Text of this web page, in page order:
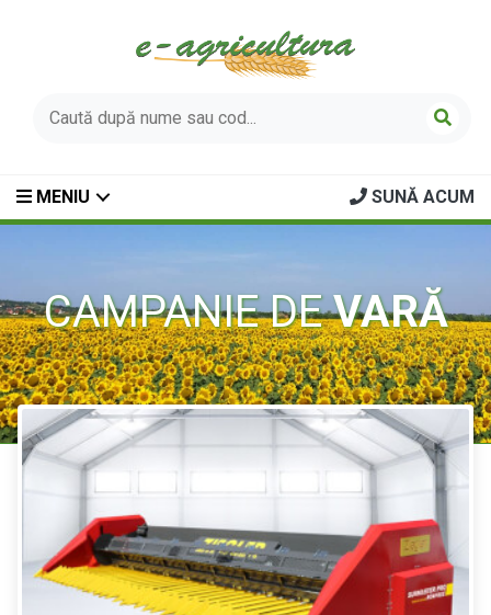
MENIU SUNĂ ACUM
CAMPANIE DEVARĂ